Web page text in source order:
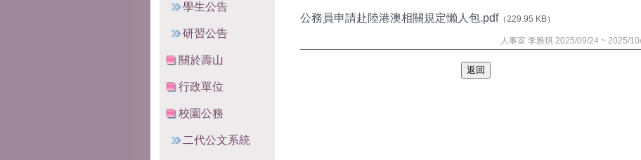
學生公告
研習公告
關於壽山
行政單位
校園公務
二代公文系統
公務員申請赴陸港澳相關規定懶人包.pdf（229.95 KB）
人事室 李雅琪 2025/09/24 ~ 2025/
返回